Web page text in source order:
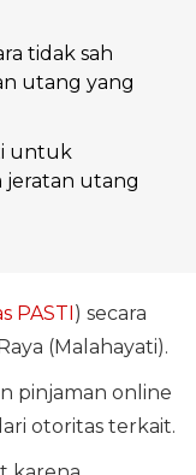
tidak sah
utang yang
untuk
jeratan utang
PASTI) secara
(Malahayati).
pinjaman online
otoritas terkait.